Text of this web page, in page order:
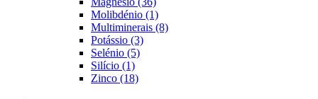
Molibdénio (1)
Multiminerais (8)
Potássio (3)
Selénio (5)
Silício (1)
Zinco (18)